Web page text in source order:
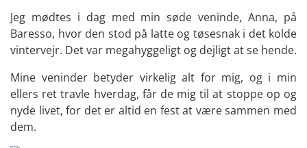
Jeg mødtes i dag med min søde veninde, Anna, på
Baresso, hvor den stod på latte og tøsesnak i det kolde
vintervejr. Det var megahyggeligt og dejligt at se hende.
Mine veninder betyder virkelig alt for mig, og i min
ellers ret travle hverdag, får de mig til at stoppe op og
nyde livet, for det er altid en fest at være sammen med
dem.